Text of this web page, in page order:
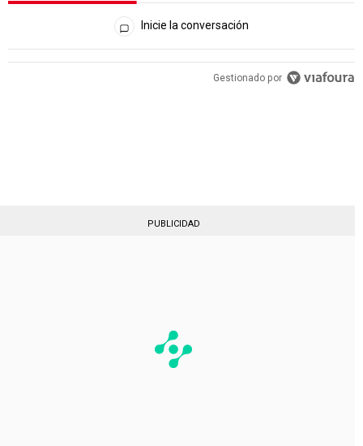
Todos los comentarios
Inicie la conversación
PUBLICIDAD